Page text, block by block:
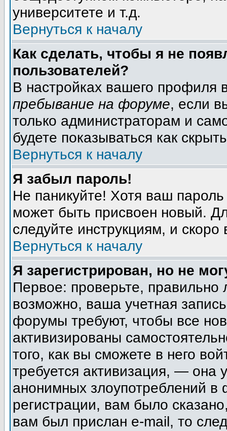
университете и т.д.
Вернуться к началу
Как сделать, чтобы я не
пользователей?
В настройках вашего
пребывание на форуме, если
только администраторам и
будете показываться как
Вернуться к началу
Я забыл пароль!
Не паникуйте! Хотя ваш
может быть присвоен новый.
следуйте инструкциям, и
Вернуться к началу
Я зарегистрирован, но не
Первое: проверьте,
возможно, ваша учетная
форумы требуют, чтобы все
активизированы
того, как вы сможете в него
требуется активизация, — она
анонимных злоупотреблений
регистрации, вам было
вам был прислан e-mail, то